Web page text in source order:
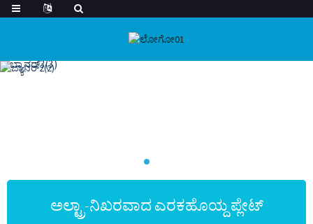
ಅಲ್ಟ್ರಾ-ನಿಖರವಾದ ಎರಕಹೊಯ್ದ ಪ್ಲೇಟ್